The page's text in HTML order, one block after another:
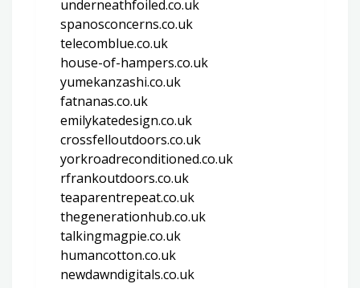
underneathfoiled.co.uk
spanosconcerns.co.uk
telecomblue.co.uk
house-of-hampers.co.uk
yumekanzashi.co.uk
fatnanas.co.uk
emilykatedesign.co.uk
crossfelloutdoors.co.uk
yorkroadreconditioned.co.uk
rfrankoutdoors.co.uk
teaparentrepeat.co.uk
thegenerationhub.co.uk
talkingmagpie.co.uk
humancotton.co.uk
newdawndigitals.co.uk